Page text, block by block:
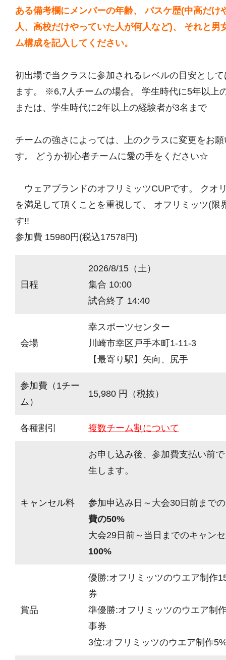
ある備考欄にメンバーの年齢、 バスケ歴(中高だけ
人、高校だけやっていた人が何人など)、 それと男
ム構成を記入してください。
初出場で当クラスに参加されるレベルの目安とし
ます。 ※6,7人チームの場合。 学生時代に5年以上
または、学生時代に2年以上の経験者が3名まで
チームの強さによっては、上のクラスに変更をお
す。 どうか初心者チームに愛の手をください☆
ウェアブランドのオフリミッツCUPです。 クオ
を満足して頂くことを重視して、 オフリミッツ(限
す!!
参加費 15980円(税込17578円)
日程
2026/8/15（土）
集合 10:00
試合終了 14:40
会場
幸スポーツセンター
川崎市幸区戸手本町1-11-3
【最寄り駅】矢向、尻手
参加費（1チー
ム）
15,980 円（税抜）
各種割引 複数チーム割について
キャンセル料
お申し込み後、参加費支払い前
生します。
参加申込み日～大会30日前まで
費の50%
大会29日前～当日までのキャン
100%
賞品
優勝:オフリミッツのウエア制作
券
準優勝:オフリミッツのウエア制
事券
3位:オフリミッツのウエア制作